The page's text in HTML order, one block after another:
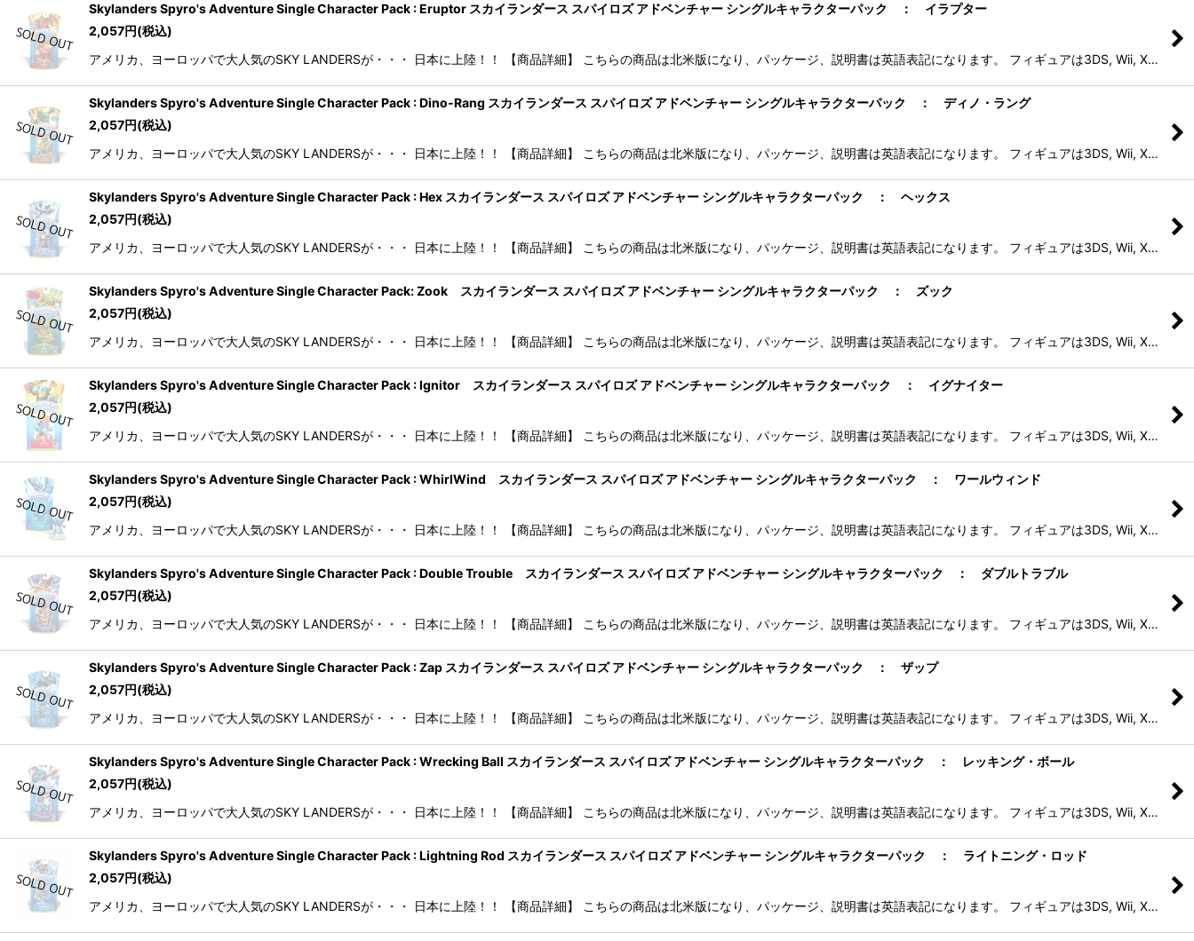
Skylanders Spyro's Adventure Single Character Pack : Eruptor スカイランダース スパイロズ アドベンチャー シングルキャラクターパック ： イラプター
2,057円(税込)
アメリカ、ヨーロッパで大人気のSKY LANDERSが・・・ 日本に上陸！！ 【商品詳細】 こちらの商品は北米版になり、パッケージ、説明書は英語表記になります。 フィギュアは3DS, Wii, X…
Skylanders Spyro's Adventure Single Character Pack : Dino-Rang スカイランダース スパイロズ アドベンチャー シングルキャラクターパック ： ディノ・ラング
2,057円(税込)
アメリカ、ヨーロッパで大人気のSKY LANDERSが・・・ 日本に上陸！！ 【商品詳細】 こちらの商品は北米版になり、パッケージ、説明書は英語表記になります。 フィギュアは3DS, Wii, X…
Skylanders Spyro's Adventure Single Character Pack : Hex スカイランダース スパイロズ アドベンチャー シングルキャラクターパック ： ヘックス
2,057円(税込)
アメリカ、ヨーロッパで大人気のSKY LANDERSが・・・ 日本に上陸！！ 【商品詳細】 こちらの商品は北米版になり、パッケージ、説明書は英語表記になります。 フィギュアは3DS, Wii, X…
Skylanders Spyro's Adventure Single Character Pack: Zook スカイランダース スパイロズ アドベンチャー シングルキャラクターパック ： ズック
2,057円(税込)
アメリカ、ヨーロッパで大人気のSKY LANDERSが・・・ 日本に上陸！！ 【商品詳細】 こちらの商品は北米版になり、パッケージ、説明書は英語表記になります。 フィギュアは3DS, Wii, X…
Skylanders Spyro's Adventure Single Character Pack : Ignitor スカイランダース スパイロズ アドベンチャー シングルキャラクターパック ： イグナイター
2,057円(税込)
アメリカ、ヨーロッパで大人気のSKY LANDERSが・・・ 日本に上陸！！ 【商品詳細】 こちらの商品は北米版になり、パッケージ、説明書は英語表記になります。 フィギュアは3DS, Wii, X…
Skylanders Spyro's Adventure Single Character Pack : WhirlWind スカイランダース スパイロズ アドベンチャー シングルキャラクターパック ： ワールウィンド
2,057円(税込)
アメリカ、ヨーロッパで大人気のSKY LANDERSが・・・ 日本に上陸！！ 【商品詳細】 こちらの商品は北米版になり、パッケージ、説明書は英語表記になります。 フィギュアは3DS, Wii, X…
Skylanders Spyro's Adventure Single Character Pack : Double Trouble スカイランダース スパイロズ アドベンチャー シングルキャラクターパック ： ダブルトラブル
2,057円(税込)
アメリカ、ヨーロッパで大人気のSKY LANDERSが・・・ 日本に上陸！！ 【商品詳細】 こちらの商品は北米版になり、パッケージ、説明書は英語表記になります。 フィギュアは3DS, Wii, X…
Skylanders Spyro's Adventure Single Character Pack : Zap スカイランダース スパイロズ アドベンチャー シングルキャラクターパック ： ザップ
2,057円(税込)
アメリカ、ヨーロッパで大人気のSKY LANDERSが・・・ 日本に上陸！！ 【商品詳細】 こちらの商品は北米版になり、パッケージ、説明書は英語表記になります。 フィギュアは3DS, Wii, X…
Skylanders Spyro's Adventure Single Character Pack : Wrecking Ball スカイランダース スパイロズ アドベンチャー シングルキャラクターパック ： レッキング・ボール
2,057円(税込)
アメリカ、ヨーロッパで大人気のSKY LANDERSが・・・ 日本に上陸！！ 【商品詳細】 こちらの商品は北米版になり、パッケージ、説明書は英語表記になります。 フィギュアは3DS, Wii, X…
Skylanders Spyro's Adventure Single Character Pack : Lightning Rod スカイランダース スパイロズ アドベンチャー シングルキャラクターパック ： ライトニング・ロッド
2,057円(税込)
アメリカ、ヨーロッパで大人気のSKY LANDERSが・・・ 日本に上陸！！ 【商品詳細】 こちらの商品は北米版になり、パッケージ、説明書は英語表記になります。 フィギュアは3DS, Wii, X…